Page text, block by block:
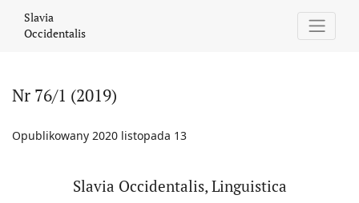
Slavia
Occidentalis
Nr 76/1 (2019)
Opublikowany 2020 listopada 13
Slavia Occidentalis, Linguistica